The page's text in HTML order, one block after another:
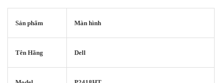
Sản phẩm Màn hình
Tên Hãng Dell